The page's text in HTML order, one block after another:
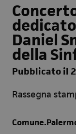
Daniel
della
Pubblicato il
Rassegna